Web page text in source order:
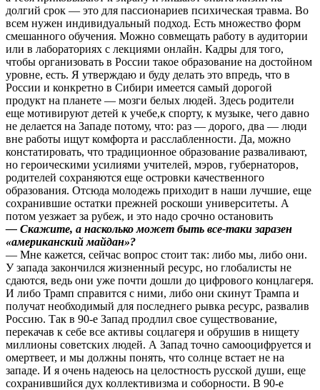
долгий срок — это для пассионариев психическая травма. Во
всем нужен индивидуальный подход. Есть множество форм
смешанного обучения. Можно совмещать работу в аудитории
или в лабораториях с лекциями онлайн. Кадры для того,
чтобы организовать в России такое образование на достойном
уровне, есть. Я утверждаю и буду делать это впредь, что в
России и конкретно в Сибири имеется самый дорогой
продукт на планете — мозги белых людей. Здесь родители
еще мотивируют детей к учебе,к спорту, к музыке, чего давно
не делается на Западе потому, что: раз — дорого, два — люди
вне работы ищут комфорта и расслабленности. Да, можно
констатировать, что традиционное образование разваливают,
но героическими усилиями учителей, мэров, губернаторов,
родителей сохраняются еще островки качественного
образования. Отсюда молодежь приходит в наши лучшие, еще
сохранившие остатки прежней роскоши университеты. А
потом уезжает за рубеж, и это надо срочно остановить
— Скажите, а насколько может быть все-таки заразен
«американский майдан»?
— Мне кажется, сейчас вопрос стоит так: либо мы, либо они.
У запада закончился жизненный ресурс, но глобалисты не
сдаются, ведь они уже почти дошли до цифрового концлагеря.
И либо Трамп справится с ними, либо они скинут Трампа и
получат необходимый для последнего рывка ресурс, развалив
Россию. Так в 90-е Запад продлил свое существование,
перекачав к себе все активы соцлагеря и обрушив в нищету
миллионы советских людей. А Запад точно самооцифруется и
омертвеет, и мы должны понять, что солнце встает не на
западе. И я очень надеюсь на целостность русской души, еще
сохранившийся дух коллективизма и соборности. В 90-е